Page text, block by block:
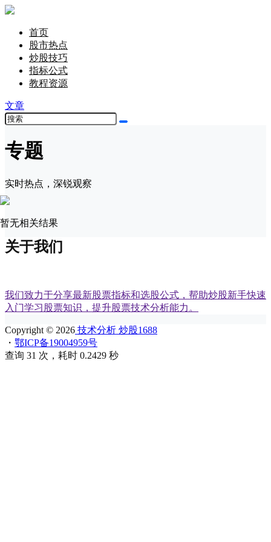
首页
股市热点
炒股技巧
指标公式
教程资源
文章
专题
实时热点，深锐观察
暂无相关结果
关于我们
我们致力于分享最新股票指标和选股公式，帮助炒股新手快速
入门学习股票知识，提升股票技术分析能力。
Copyright © 2026 技术分析 炒股1688
・ 鄂ICP备19004959号
查询 31 次，耗时 0.2429 秒